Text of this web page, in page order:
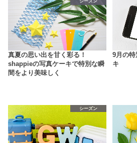
シーズン
真夏の思い出を甘く彩る！
shappieの写真ケーキで特別な瞬
間をより美味しく
9月の
キ
シーズン